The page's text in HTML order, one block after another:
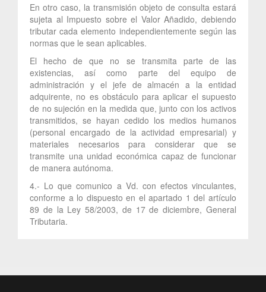
En otro caso, la transmisión objeto de consulta estará
sujeta al Impuesto sobre el Valor Añadido, debiendo
tributar cada elemento independientemente según las
normas que le sean aplicables.
El hecho de que no se transmita parte de las
existencias, así como parte del equipo de
administración y el jefe de almacén a la entidad
adquirente, no es obstáculo para aplicar el supuesto
de no sujeción en la medida que, junto con los activos
transmitidos, se hayan cedido los medios humanos
(personal encargado de la actividad empresarial) y
materiales necesarios para considerar que se
transmite una unidad económica capaz de funcionar
de manera autónoma.
4.- Lo que comunico a Vd. con efectos vinculantes,
conforme a lo dispuesto en el apartado 1 del artículo
89 de la Ley 58/2003, de 17 de diciembre, General
Tributaria.